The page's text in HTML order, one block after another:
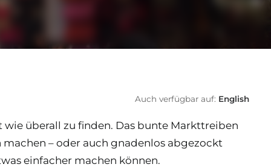
Auch verfügbar auf: English
überall zu finden. Das bunte Markttreiben
– oder auch gnadenlos abgezockt
einfacher machen können.